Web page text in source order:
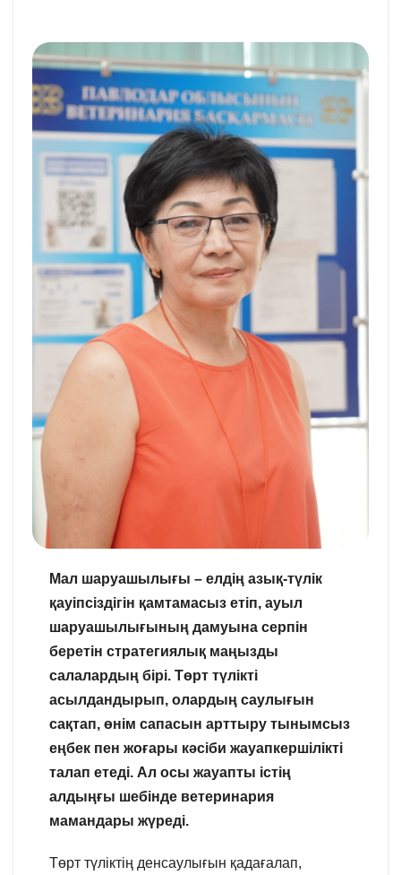
Мал шаруашылығы – елдің азық-түлік
қауіпсіздігін қамтамасыз етіп, ауыл
шаруашылығының дамуына серпін
беретін стратегиялық маңызды
салалардың бірі. Төрт түлікті
асылдандырып, олардың саулығын
сақтап, өнім сапасын арттыру тынымсыз
еңбек пен жоғары кәсіби жауапкершілікті
талап етеді. Ал осы жауапты істің
алдыңғы шебінде ветеринария
мамандары жүреді.
Төрт түліктің денсаулығын қадағалап,